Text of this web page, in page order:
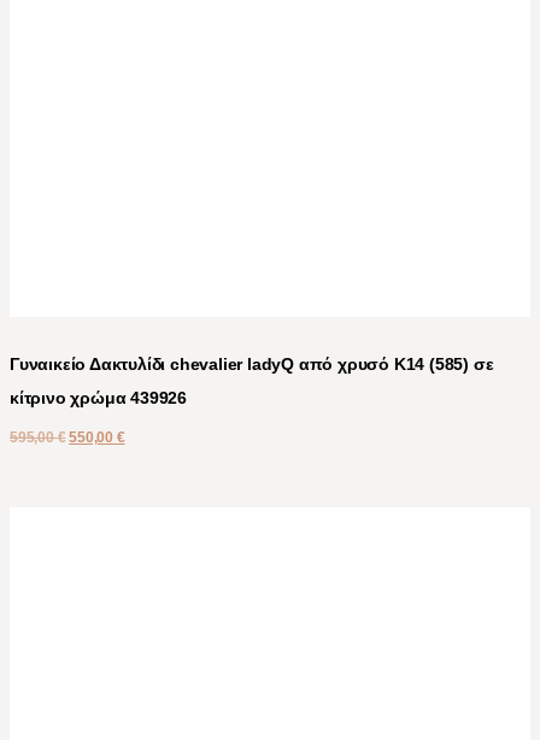
Γυναικείο Δακτυλίδι chevalier ladyQ από χρυσό Κ14 (585) σε
κίτρινο χρώμα 439926
595,00€ 550,00 €